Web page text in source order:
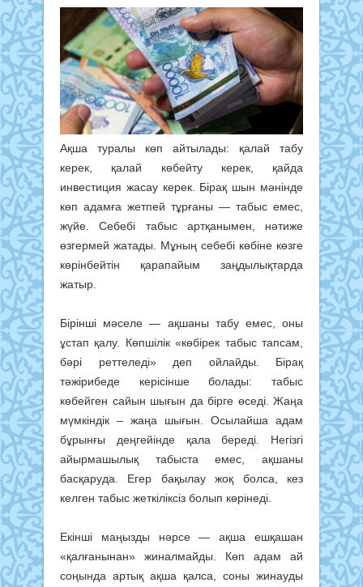
Ақша туралы көп айтылады: қалай табу
керек, қалай көбейту керек, қайда
инвестиция жасау керек. Бірақ шын мәнінде
көп адамға жетпей тұрғаны — табыс емес,
жүйе. Себебі табыс артқанымен, нәтиже
өзгермей жатады. Мұның себебі көбіне көзге
көрінбейтін қарапайым заңдылықтарда
жатыр.
Бірінші мәселе — ақшаны табу емес, оны
ұстап қалу. Көпшілік «көбірек табыс тапсам,
бәрі реттеледі» деп ойлайды. Бірақ
тәжірибеде керісінше болады: табыс
көбейген сайын шығын да бірге өседі. Жаңа
мүмкіндік – жаңа шығын. Осылайша адам
бұрынғы деңгейінде қала береді. Негізгі
айырмашылық табыста емес, ақшаны
басқаруда. Егер бақылау жоқ болса, кез
келген табыс жеткіліксіз болып көрінеді.
Екінші маңызды нәрсе — ақша ешқашан
«қалғанынан» жиналмайды. Көп адам ай
соңында артық ақша қалса, соны жинауды